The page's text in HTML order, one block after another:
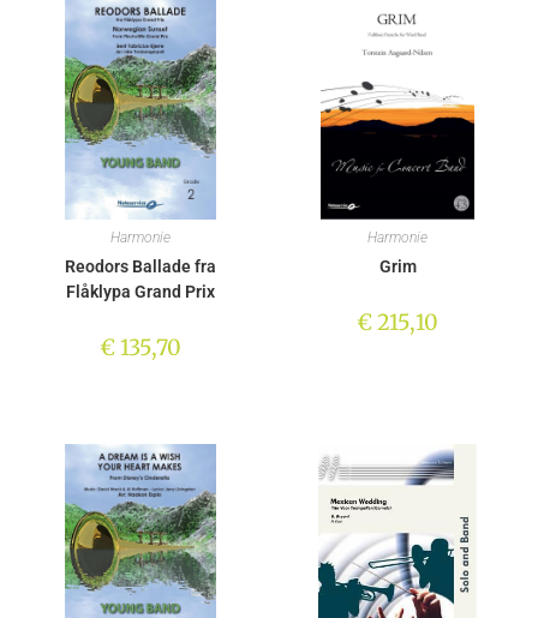
Harmonie
Reodors Ballade fra
Flåklypa Grand Prix
€135,70
Harmonie
Grim
€215,10